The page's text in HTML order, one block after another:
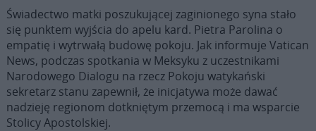
Świadectwo matki poszukującej zaginionego syna stało
się punktem wyjścia do apelu kard. Pietra Parolina o
empatię i wytrwałą budowę pokoju. Jak informuje Vatican
News, podczas spotkania w Meksyku z uczestnikami
Narodowego Dialogu na rzecz Pokoju watykański
sekretarz stanu zapewnił, że inicjatywa może dawać
nadzieję regionom dotkniętym przemocą i ma wsparcie
Stolicy Apostolskiej.